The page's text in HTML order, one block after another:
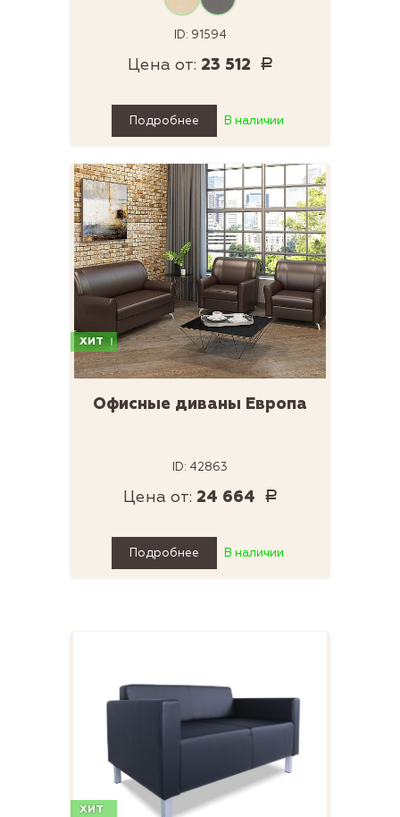
ID: 91594
Цена от: 23 512 Р
Подробнее В наличии
ХИТ
Офисные диваны Европа
ID: 42863
Цена от: 24 664 Р
Подробнее В наличии
ХИТ